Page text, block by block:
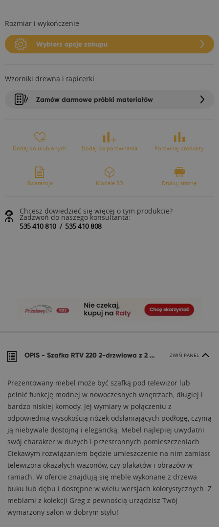
Rozmiar i wykończenie
Wybierz opcje zakupu
Wzorniki drewna i tapicerki
Zamów darmowe próbki materiałów
Dodaj do ulubionych Dodaj do porównania Porównaj produkty
Gwarancja Modele 3D Drukuj stronę
Chcesz dowiedzieć się więcej o tym produkcie?
Zadzwoń do naszego konsultanta:
535 410 810/ 535 410 808
OPIS - Szafka RTV 220 2-drzwiowa z 2 wnękami lewymi BIANCO ZWIŃ PANEL
Prezentowany mebel może być szafką pod telewizor lub
pełnić funkcję modnej w nowoczesnych wnętrzach, długiej i
bardzo niskiej komody. Jej wymiary w połączeniu z
odpowiednią wysokością nóżek odsłaniających podłogę, czynią
ją niebywale dostojną i elegancką. Mebel najlepiej uwydatni
swój charakter w dużych i przestronnych pomieszczeniach.
Ciekawym rozwiązaniem będzie umieszczenie na nim zamiast
telewizora okazałych wazonów, czy plakatów i obrazów w
ramach. W ofercie znajdują się meble wykonane z drzewa
buku lub dębu i dostępne w wielu wersjach kolorystycznych. Z
meblami z kolekcji Greg z pewnością urządzisz Twój
wymarzony salon w dobrym stylu!